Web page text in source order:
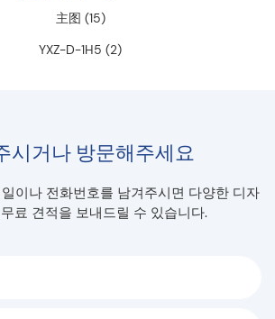
시거나 방문해주세요
이나 전화번호를 남겨주시면 다양한 디자
료 견적을 보내드릴 수 있습니다.